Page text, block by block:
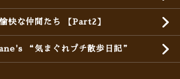
快な仲間たち 【Part2】
“気まぐれプチ散歩日記”